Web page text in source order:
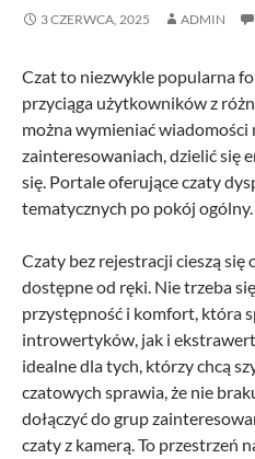
3 CZERWCA, 2025 ADMIN
Czat to niezwykle popularna
przyciąga użytkowników z
można wymieniać
zainteresowaniach, dzielić się
się. Portale oferujące czaty
tematycznych po pokój ogólny.
Czaty bez rejestracji cieszą
dostępne od ręki. Nie trzeba
przystępność i komfort, która
introwertyków, jak i
idealne dla tych, którzy chcą
czatowych sprawia, że nie
dołączyć do grup
czaty z kamerą. To przestrzeń